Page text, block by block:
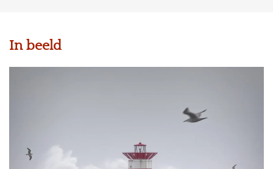
In beeld